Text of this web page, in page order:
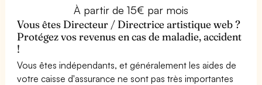
À partir de 15€ par mois
Vous êtes Directeur / Directrice artistique web ?
Protégez vos revenus en cas de maladie, accident
!
Vous êtes indépendants, et généralement les aides de
votre caisse d'assurance ne sont pas très importantes